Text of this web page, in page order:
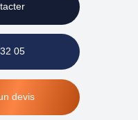
05
devis